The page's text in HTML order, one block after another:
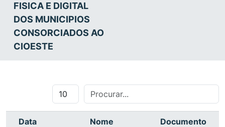
FISICA E DIGITAL
DOS MUNICIPIOS
CONSORCIADOS AO
CIOESTE
Data Nome Documento